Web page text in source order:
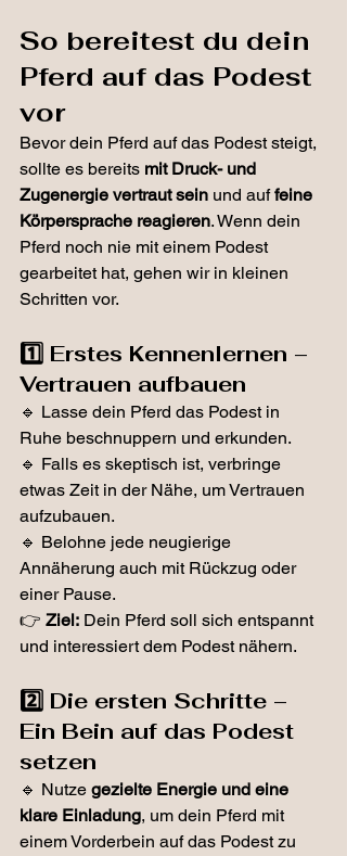
So bereitest du dein
Pferd auf das Podest
vor
Bevor dein Pferd auf das Podest steigt,
sollte es bereits mit Druck- und
Zugenergie vertraut sein und auf feine
Körpersprache reagieren. Wenn dein
Pferd noch nie mit einem Podest
gearbeitet hat, gehen wir in kleinen
Schritten vor.
1️⃣ Erstes Kennenlernen –
Vertrauen aufbauen
🔹 Lasse dein Pferd das Podest in
Ruhe beschnuppern und erkunden.
🔹 Falls es skeptisch ist, verbringe
etwas Zeit in der Nähe, um Vertrauen
aufzubauen.
🔹 Belohne jede neugierige
Annäherung auch mit Rückzug oder
einer Pause.
👉 Ziel: Dein Pferd soll sich entspannt
und interessiert dem Podest nähern.
2️⃣ Die ersten Schritte –
Ein Bein auf das Podest
setzen
🔹 Nutze gezielte Energie und eine
klare Einladung, um dein Pferd mit
einem Vorderbein auf das Podest zu